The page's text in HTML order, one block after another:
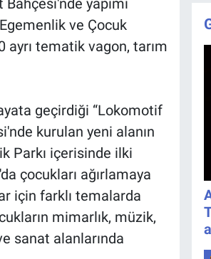
yapımı
ve Çocuk
ayrı tematik vagon, tarım
geçirdiği “Lokomotif
kurulan yeni alanın
Parkı içerisinde ilki
çocukları ağırlamaya
için farklı temalarda
mimarlık, müzik,
sanat alanlarında